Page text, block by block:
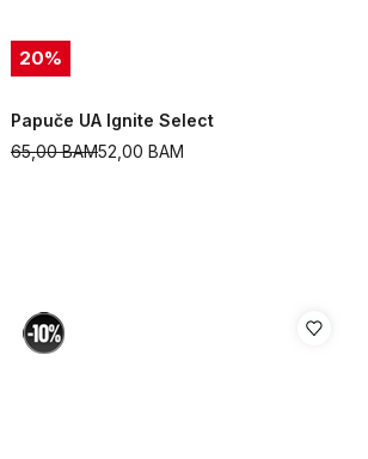
20%
Papuče UA Ignite Select
52,00 BAM
65,00BAM